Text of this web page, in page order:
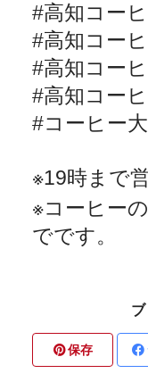
#高知コー
#高知コー
#高知コー
#高知コー
#コーヒー
※19時まで
※コーヒー
でです。
保存